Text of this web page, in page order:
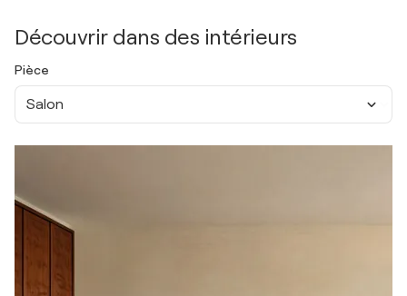
Découvrir dans des intérieurs
Pièce
Salon